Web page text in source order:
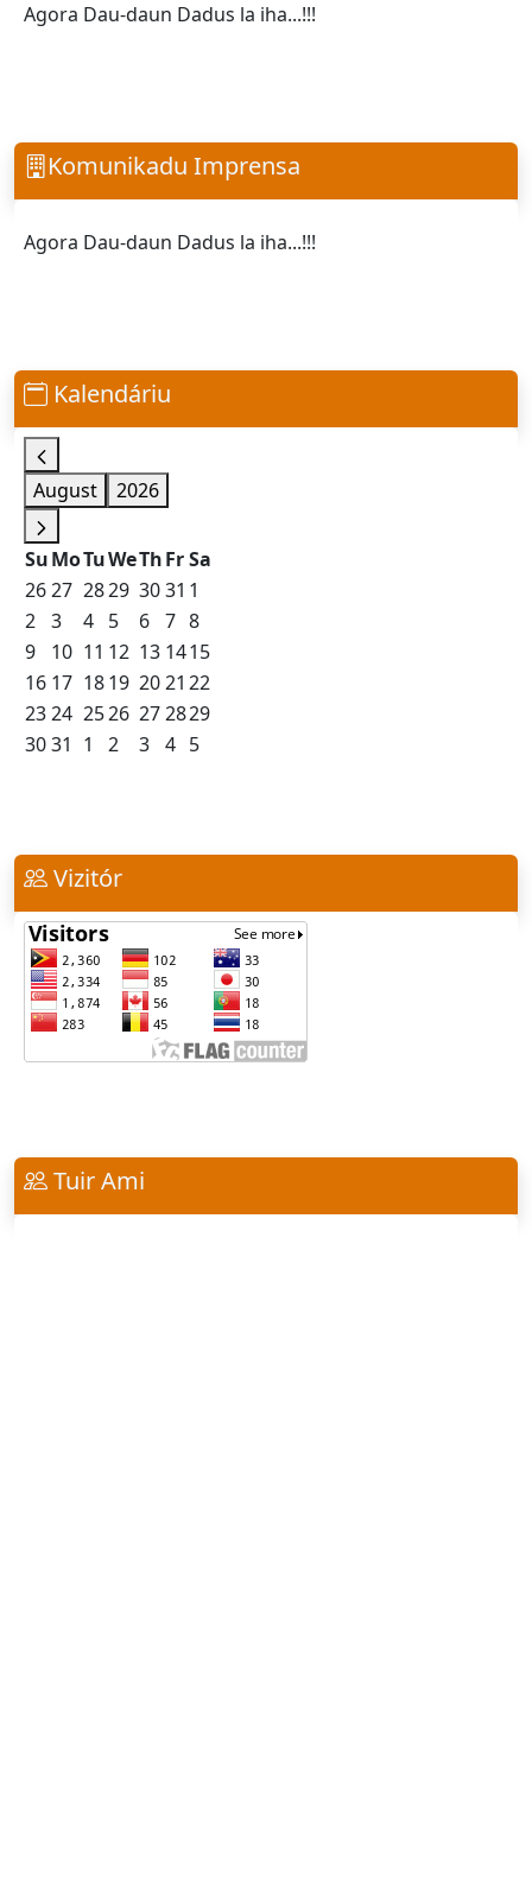
Agora Dau-daun Dadus la iha...!!!
Komunikadu Imprensa
Agora Dau-daun Dadus la iha...!!!
Kalendáriu
August 2026
SuMoTuWeThFrSa
2627 2829 3031 1
2 3 4 5 6 7 8
9
10 11 12 13 1415
16 17 1819 2021 22
2324 2526 272829
3031 1 2 3 4 5
Vizitór
Tuir Ami